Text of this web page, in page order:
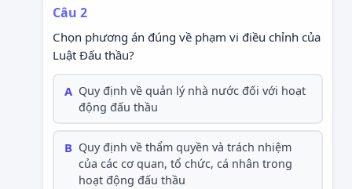
Câu 2
Chọn phương án đúng về phạm vi điều chỉnh của
Luật Đấu thầu?
A Quy định về quản lý nhà nước đối với hoạt
động đấu thầu
B Quy định về thẩm quyền và trách nhiệm
của các cơ quan, tổ chức, cá nhân trong
hoạt động đấu thầu